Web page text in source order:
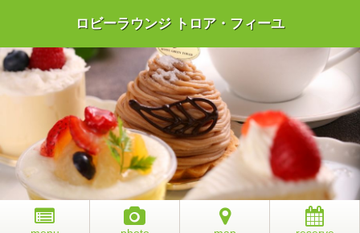
ロビーラウンジ トロア・フィーユ